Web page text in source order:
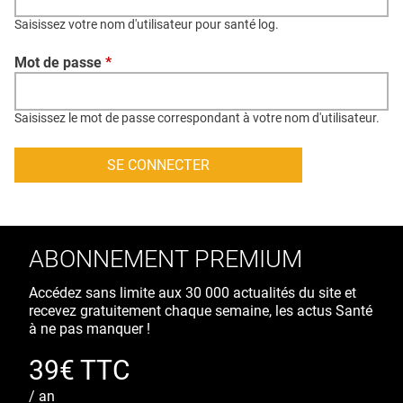
CONTACT
CRÉDITS
Saisissez votre nom d'utilisateur pour santé log.
Mot de passe *
Saisissez le mot de passe correspondant à votre nom d'utilisateur.
ABONNEMENT PREMIUM
Accédez sans limite aux 30 000 actualités du site et
recevez gratuitement chaque semaine, les actus Santé
à ne pas manquer !
39€ TTC
/ an